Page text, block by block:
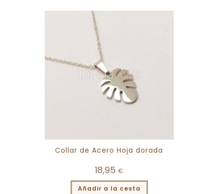
Collar de Acero Hoja dorada
18,95 €
Añadir a la cesta